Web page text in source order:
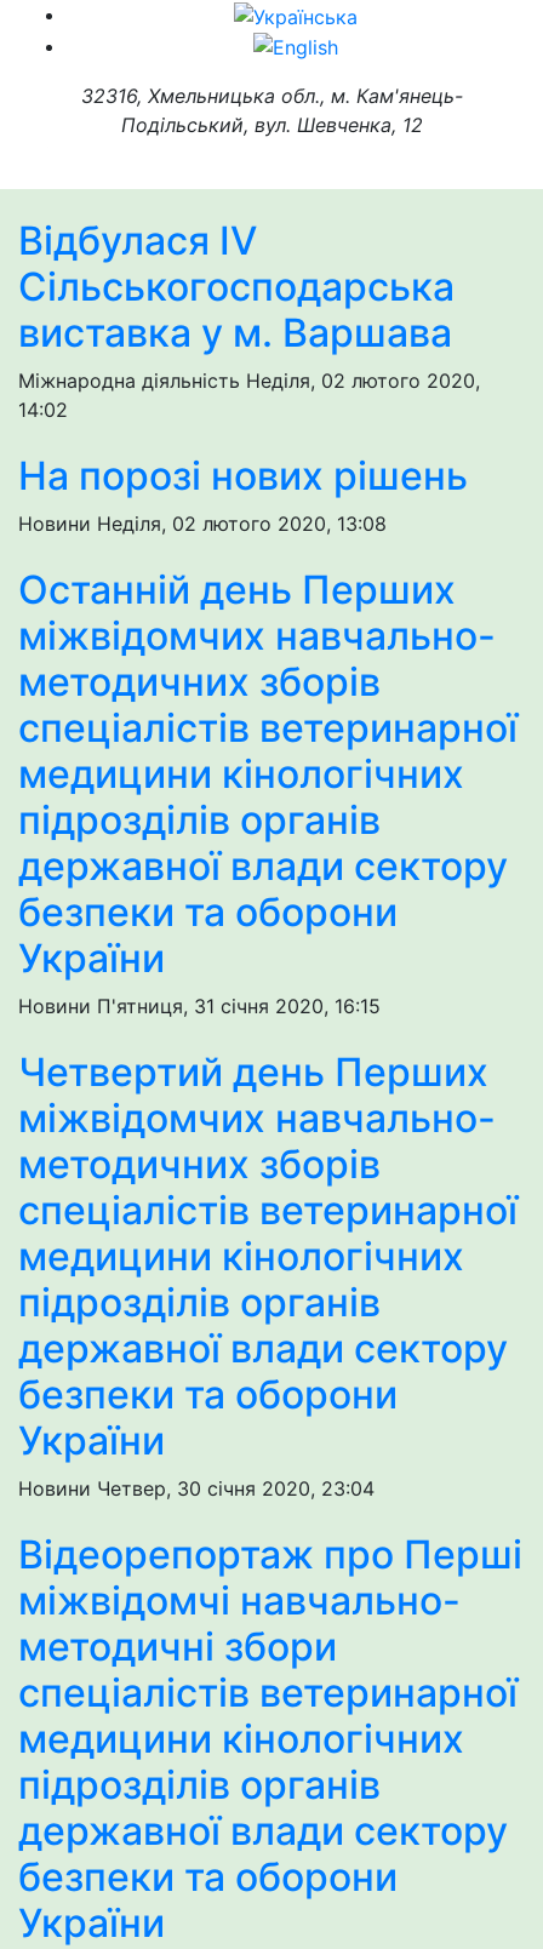
32316, Хмельницька обл., м. Кам'янець-
Подільський, вул. Шевченка, 12
Відбулася IV
Сільськогосподарська
виставка у м. Варшава
Міжнародна діяльність Неділя, 02 лютого 2020,
14:02
На порозі нових рішень
Новини Неділя, 02 лютого 2020, 13:08
Останній день Перших
міжвідомчих навчально-
методичних зборів
спеціалістів ветеринарної
медицини кінологічних
підрозділів органів
державної влади сектору
безпеки та оборони
України
Новини П'ятниця, 31 січня 2020, 16:15
Четвертий день Перших
міжвідомчих навчально-
методичних зборів
спеціалістів ветеринарної
медицини кінологічних
підрозділів органів
державної влади сектору
безпеки та оборони
України
Новини Четвер, 30 січня 2020, 23:04
Відеорепортаж про Перші
міжвідомчі навчально-
методичні збори
спеціалістів ветеринарної
медицини кінологічних
підрозділів органів
державної влади сектору
безпеки та оборони
України